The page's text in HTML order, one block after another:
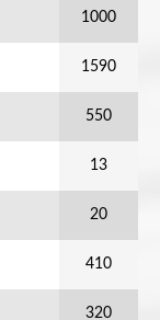
1000
1590
550
13
20
410
320